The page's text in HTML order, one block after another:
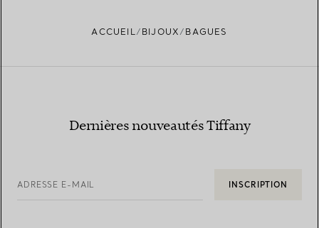
ACCUEIL BIJOUX BAGUES
Dernières nouveautés Tiffany
ADRESSE E-MAIL INSCRIPTION